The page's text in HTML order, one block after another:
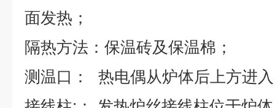
面发热；
隔热方法：保温砖及保温棉；
测温口：
热电偶从炉体后上方进